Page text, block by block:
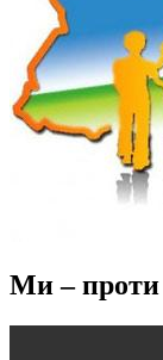
Ми – проти